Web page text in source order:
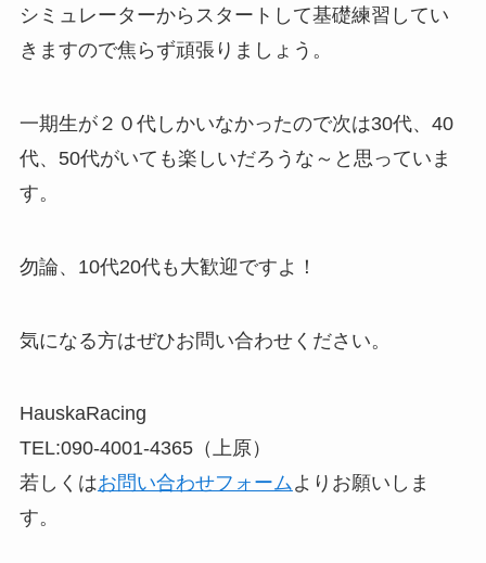
シミュレーターからスタートして基礎練習してい
きますので焦らず頑張りましょう。
一期生が２０代しかいなかったので次は30代、40
代、50代がいても楽しいだろうな～と思っていま
す。
勿論、10代20代も大歓迎ですよ！
気になる方はぜひお問い合わせください。
HauskaRacing
TEL:090-4001-4365（上原）
若しくはお問い合わせフォームよりお願いしま
す。